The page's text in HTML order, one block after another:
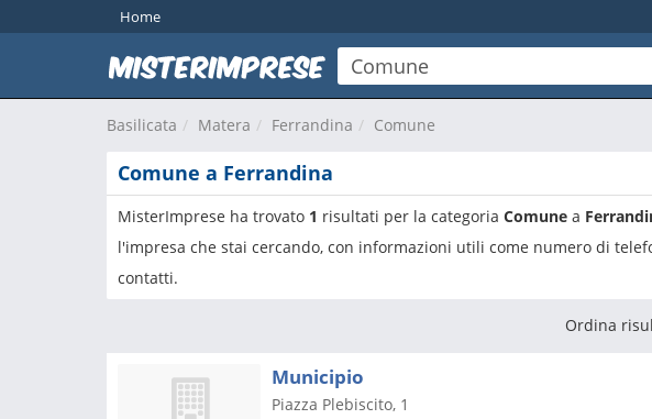
Home
Basilicata Matera Ferrandina Comune
Comune a Ferrandina
MisterImprese ha trovato 1 risultati per la categoria Comune a
l'impresa che stai cercando, con informazioni utili come numero di
contatti.
Ordina
Municipio
Piazza Plebiscito, 1